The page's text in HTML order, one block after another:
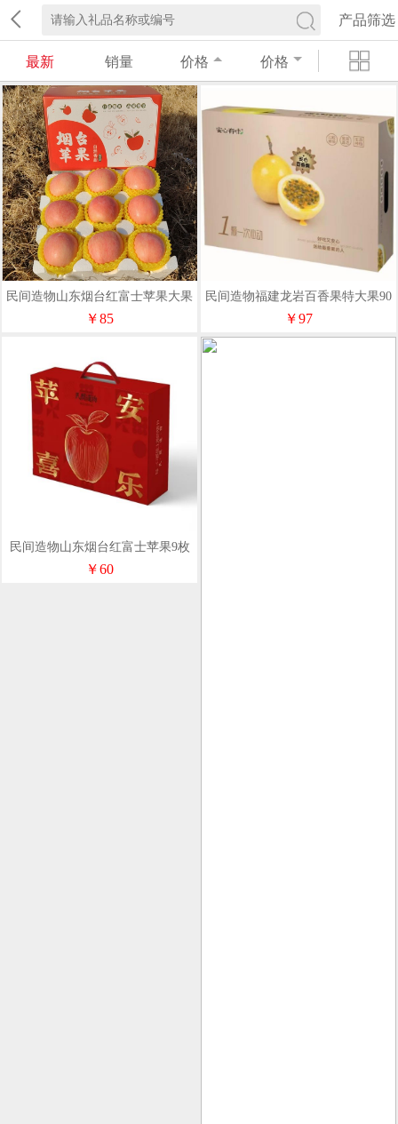
产品筛选
最新 销量 价格 价格
民间造物山东烟台红富士苹果大果
彩箱8斤
￥85
民间造物福建龙岩百香果特大果90
克以上12枚礼盒装
￥97
民间造物山东烟台红富士苹果9枚
礼盒装
￥60